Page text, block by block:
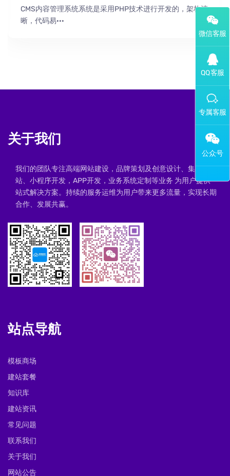
CMS内容管理系统系统是采用PHP技术进行开发的，架构清
晰，代码易···
关于我们
我们的团队专注高端网站建设，品牌策划及创意设计、集群建
站、小程序开发，APP开发，业务系统定制等业务 为用户提供一
站式解决方案。持续的服务运维为用户带来更多流量，实现长期
合作、发展共赢。
站点导航
模板商场
建站套餐
知识库
建站资讯
常见问题
联系我们
关于我们
网站公告